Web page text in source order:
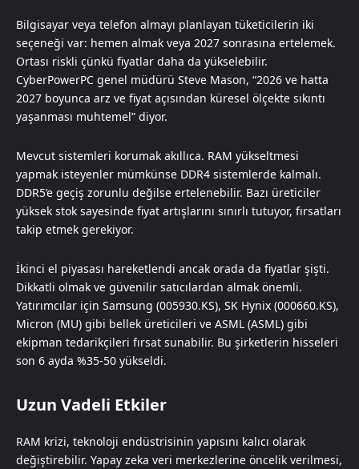
Bilgisayar veya telefon almayı planlayan tüketicilerin iki
seçeneği var: hemen almak veya 2027 sonrasına ertelemek.
Ortası riskli çünkü fiyatlar daha da yükselebilir.
CyberPowerPC genel müdürü Steve Mason, “2026 ve hatta
2027 boyunca arz ve fiyat açısından küresel ölçekte sıkıntı
yaşanması muhtemel” diyor.
Mevcut sistemleri korumak akıllıca. RAM yükseltmesi
yapmak isteyenler mümkünse DDR4 sistemlerde kalmalı.
DDR5’e geçiş zorunlu değilse ertelenebilir. Bazı üreticiler
yüksek stok sayesinde fiyat artışlarını sınırlı tutuyor, fırsatları
takip etmek gerekiyor.
İkinci el piyasası hareketlendi ancak orada da fiyatlar şişti.
Dikkatli olmak ve güvenilir satıcılardan almak önemli.
Yatırımcılar için Samsung (005930.KS), SK Hynix (000660.KS),
Micron (MU) gibi bellek üreticileri ve ASML (ASML) gibi
ekipman tedarikçileri fırsat sunabilir. Bu şirketlerin hisseleri
son 6 ayda %35-50 yükseldi.
Uzun Vadeli Etkiler
RAM krizi, teknoloji endüstrisinin yapısını kalıcı olarak
değiştirebilir. Yapay zeka veri merkezlerine öncelik verilmesi,